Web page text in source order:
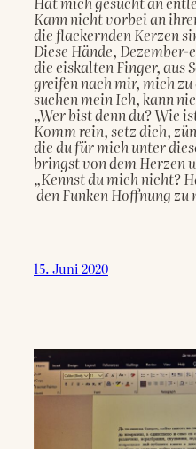
Kann nicht vorbei an
die flackernden Kerzen
Diese Hände,
die eiskalten Finger, aus
greifen nach mir, mich
suchen mein Ich, kann
„Wer bist denn du? Wie
Komm rein, setz dich,
die du für mich unter
bringst von dem Herzen
„Kennst du mich nicht?
15. Juni 2020